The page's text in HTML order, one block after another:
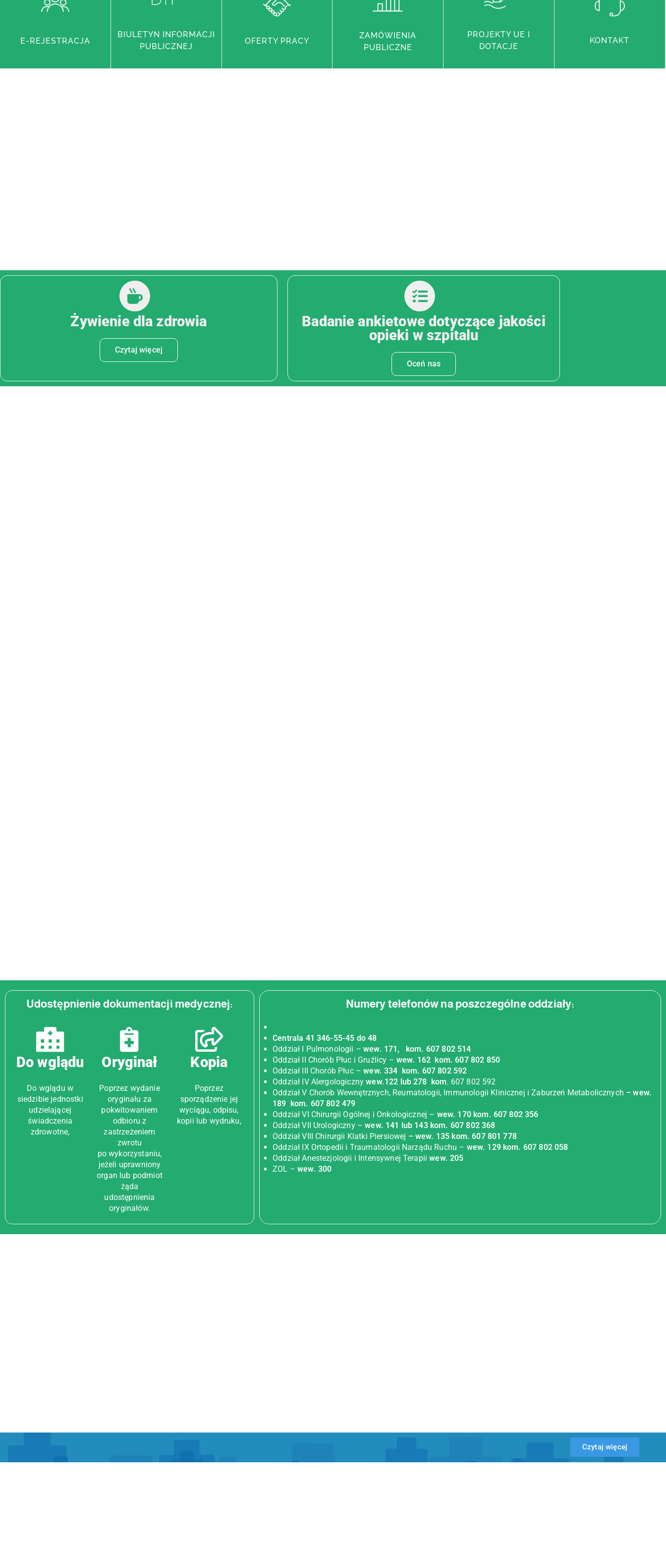
E-REJESTRACJA
BIULETYN INFORMACJI
PUBLICZNEJ
OFERTY PRACY
ZAMÓWIENIA
PUBLICZNE
PROJEKTY UE I
DOTACJE
KONTAKT
Żywienie dla zdrowia
Czytaj więcej
Badanie ankietowe dotyczące jakości
opieki w szpitalu
Oceń nas
Udostępnienie dokumentacji medycznej:
Do wglądu
Do wglądu w
siedzibie jednostki
udzielającej
świadczenia
zdrowotne,
Oryginał
Poprzez wydanie
oryginału za
pokwitowaniem
odbioru z
zastrzeżeniem
zwrotu
po wykorzystaniu,
jeżeli uprawniony
organ lub podmiot
żąda
udostępnienia
oryginałów.
Kopia
Poprzez
sporządzenie jej
wyciągu, odpisu,
kopii lub wydruku,
Numery telefonów na poszczególne oddziały:
Centrala 41 346-55-45 do 48
Oddział I Pulmonologii –wew. 171, kom. 607 802 514
Oddział II Chorób Płuc i Gruźlicy – wew. 162 kom. 607 802 850
Oddział III Chorób Płuc –wew. 334 kom. 607 802 592
Oddział IV Alergologicznywew.122 lub 278 kom. 607 802 592
Oddział V Chorób Wewnętrznych, Reumatologii, Immunologii Klinicznej i Zaburzeń Metabolicznych – wew.
189 kom. 607 802 479
Oddział VI Chirurgii Ogólnej i Onkologicznej – wew. 170 kom. 607 802 356
Oddział VII Urologiczny –wew. 141 lub 143 kom. 607 802 368
Oddział VIII Chirurgii Klatki Piersiowej – wew. 135 kom. 607 801 778
Oddział IX Ortopedii i Traumatologii Narządu Ruchu – wew. 129 kom. 607 802 058
Oddział Anestezjologii i Intensywnej Terapiiwew. 205
ZOL –wew. 300
Czytaj więcej